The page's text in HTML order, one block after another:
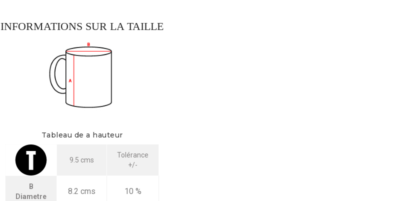
INFORMATIONS SUR LA TAILLE
Tableau de a hauteur
9.5 cms
Tolérance
+/-
B
Diametre
8.2 cms 10 %